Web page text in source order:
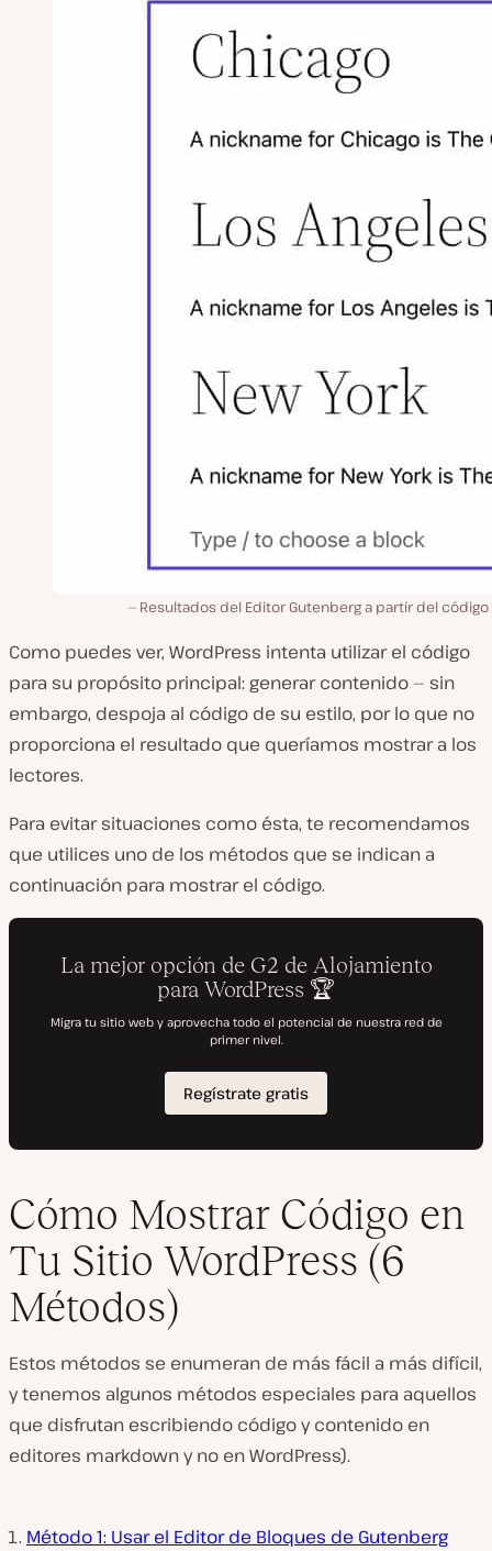
Resultados del Editor Gutenberg a partir del código
Como puedes ver, WordPress intenta utilizar el código
para su propósito principal: generar contenido — sin
embargo, despoja al código de su estilo, por lo que no
proporciona el resultado que queríamos mostrar a los
lectores.
Para evitar situaciones como ésta, te recomendamos
que utilices uno de los métodos que se indican a
continuación para mostrar el código.
Cómo Mostrar Código en
Tu Sitio WordPress (6
Métodos)
Estos métodos se enumeran de más fácil a más difícil,
y tenemos algunos métodos especiales para aquellos
que disfrutan escribiendo código y contenido en
editores markdown y no en WordPress).
Método 1: Usar el Editor de Bloques de Gutenberg